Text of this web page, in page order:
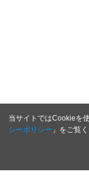
当サイトではCookieを
シーポリシー 」をご覧く